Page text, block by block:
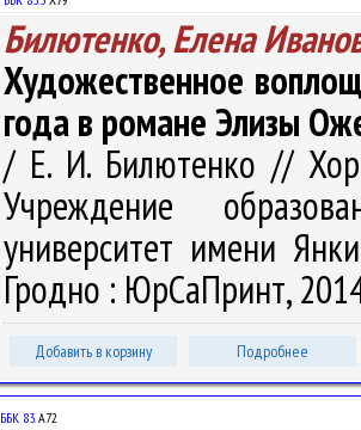
Билютенко, Елена
Художественное
года в романе Элизы
/ Е. И. Билютенко //
Учреждение
университет имени
Гродно : ЮрСаПринт,
Добавить в корзину Подробнее
ББК 83.А72